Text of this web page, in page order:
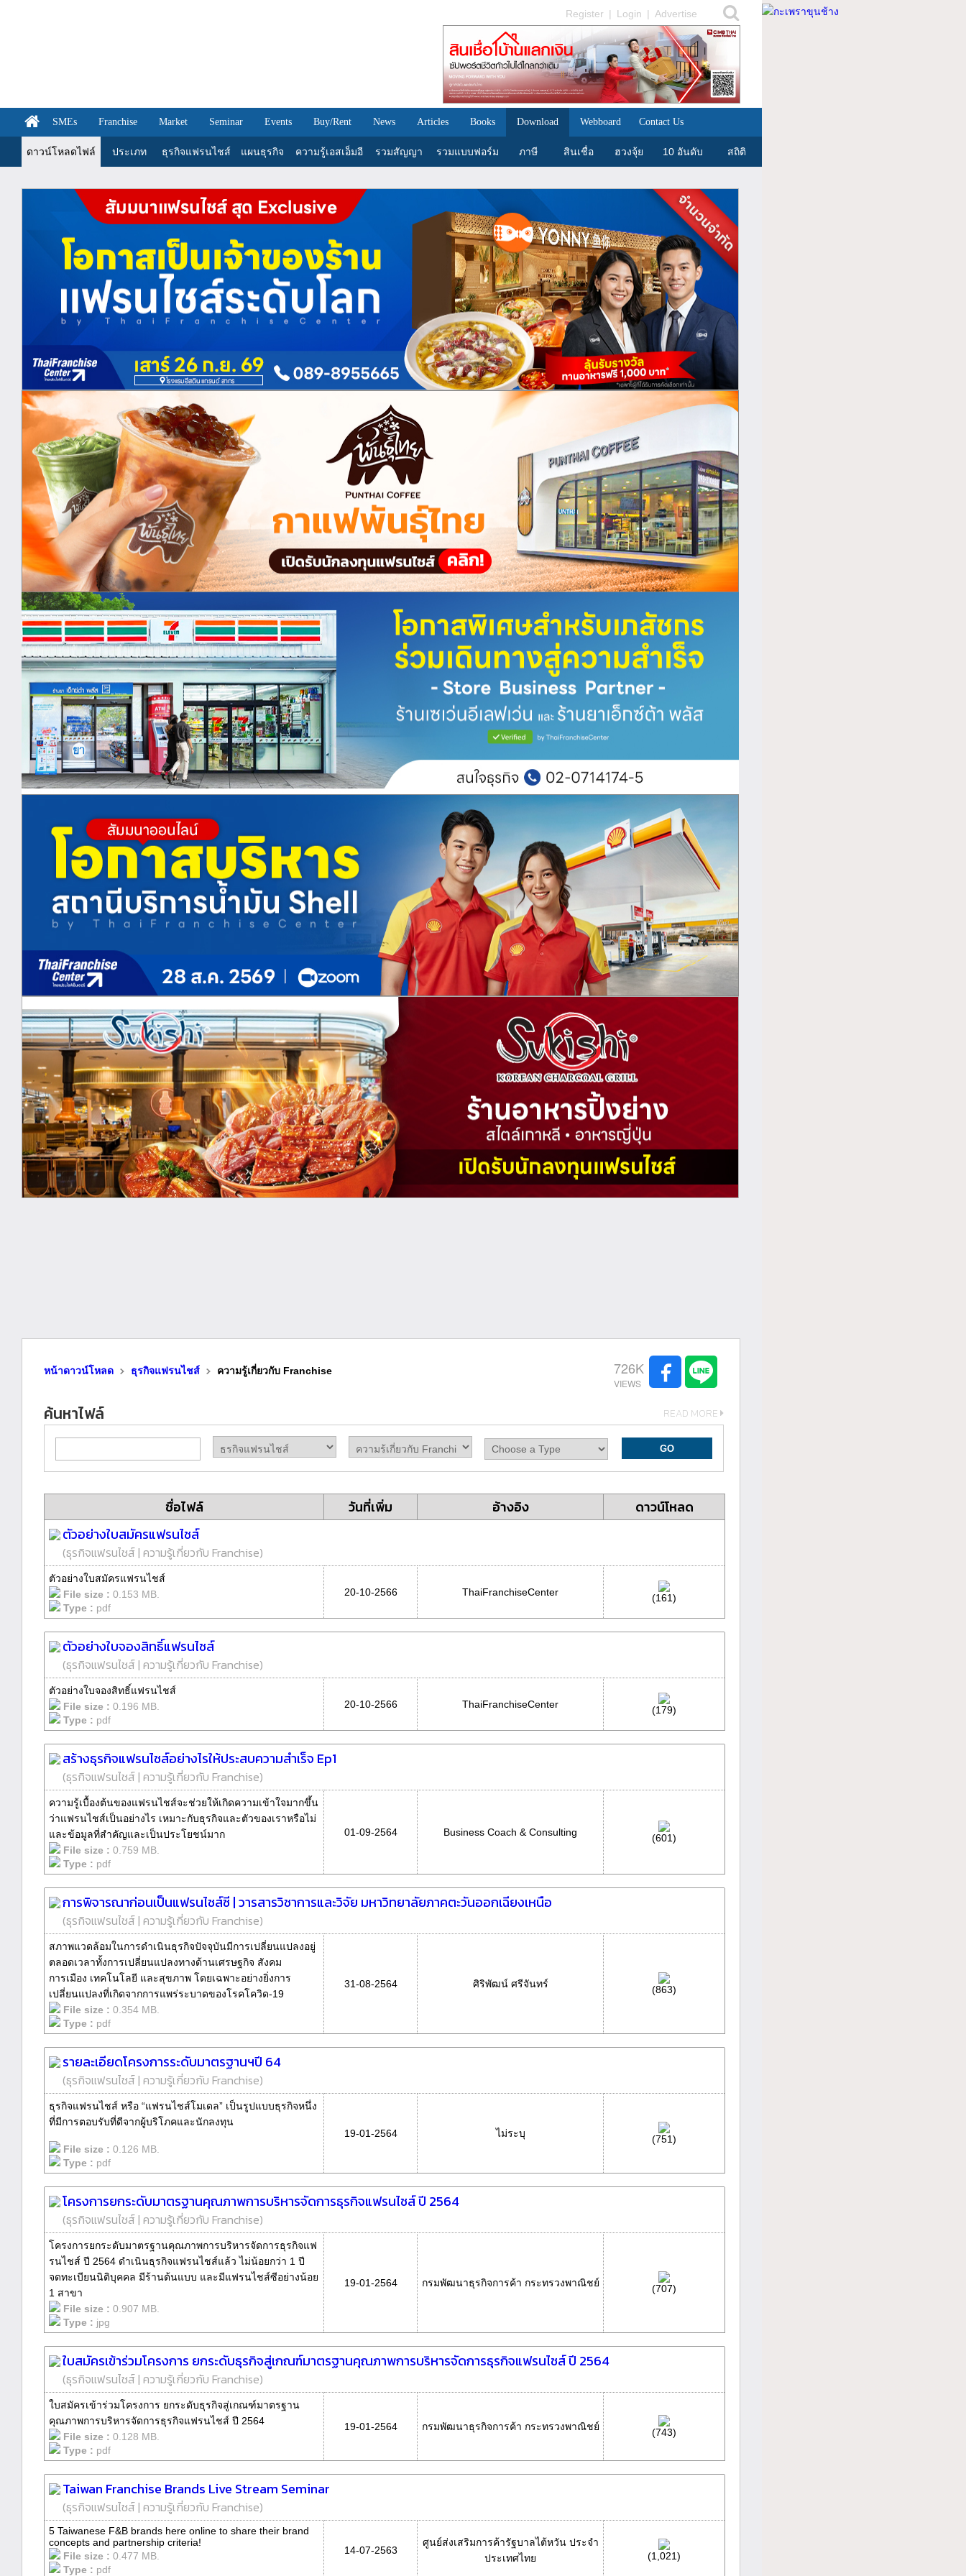
Register | Login | Advertise
SMEs Franchise Market Seminar Events Buy/Rent News Articles Books Download Webboard Contact Us
ดาวน์โหลดไฟล์ ประเภท ธุรกิจแฟรนไชส์ แผนธุรกิจ ความรู้เอสเอ็มอี รวมสัญญา รวมแบบฟอร์ม ภาษี สินเชื่อ ฮวงจุ้ย 10 อันดับ สถิติ
หน้าดาวน์โหลด ธุรกิจแฟรนไชส์ ความรู้เกี่ยวกับ Franchise 726K
ค้นหาไฟล์ READ MORE
ชื่อไฟล์ วันที่เพิ่ม อ้างอิง
ดาวน์โหลด
ตัวอย่างใบสมัครแฟรนไชส์
(ธุรกิจแฟรนไชส์| ความรู้เกี่ยวกับ Franchise)
ตัวอย่างใบสมัครแฟรนไชส์
File size : 0.153 MB.
Type : pdf
20-10-2566 ThaiFranchiseCenter (161)
ตัวอย่างใบจองสิทธิ์แฟรนไชส์
(ธุรกิจแฟรนไชส์| ความรู้เกี่ยวกับ Franchise)
ตัวอย่างใบจองสิทธิ์แฟรนไชส์
File size : 0.196 MB.
Type : pdf
20-10-2566 ThaiFranchiseCenter (179)
สร้างธุรกิจแฟรนไชส์อย่างไรให้ประสบความสำเร็จ Ep1
(ธุรกิจแฟรนไชส์| ความรู้เกี่ยวกับ Franchise)
ความรู้เบื้องต้นของแฟรนไชส์จะช่วยให้เกิดความเข้าใจมากขึ้น
ว่าแฟรนไชส์เป็นอย่างไร เหมาะกับธุรกิจและตัวของเราหรือไม่
และข้อมูลที่สำคัญและเป็นประโยชน์มาก
File size : 0.759 MB.
Type : pdf
01-09-2564 Business Coach & Consulting (601)
การพิจารณาก่อนเป็นแฟรนไชส์ซี | วารสารวิชาการและวิจัย มหาวิทยาลัยภาคตะวันออกเฉียงเหนือ
(ธุรกิจแฟรนไชส์| ความรู้เกี่ยวกับ Franchise)
สภาพแวดล้อมในการดำเนินธุรกิจปัจจุบันมีการเปลี่ยนแปลงอยู่
ตลอดเวลาทั้งการเปลี่ยนแปลงทางด้านเศรษฐกิจ สังคม
การเมือง เทคโนโลยี และสุขภาพ โดยเฉพาะอย่างยิ่งการ
เปลี่ยนแปลงที่เกิดจากการแพร่ระบาดของโรคโควิด-19
File size : 0.354 MB.
Type : pdf
31-08-2564 ศิริพัฒน์ ศรีจันทร์ (863)
รายละเอียดโครงการระดับมาตรฐานฯปี 64
(ธุรกิจแฟรนไชส์| ความรู้เกี่ยวกับ Franchise)
ธุรกิจแฟรนไชส์ หรือ “แฟรนไชส์โมเดล” เป็นรูปแบบธุรกิจหนึ่ง
ที่มีการตอบรับที่ดีจากผู้บริโภคและนักลงทุน
File size : 0.126 MB.
Type : pdf
19-01-2564 ไม่ระบุ (751)
โครงการยกระดับมาตรฐานคุณภาพการบริหารจัดการธุรกิจแฟรนไชส์ ปี 2564
(ธุรกิจแฟรนไชส์| ความรู้เกี่ยวกับ Franchise)
โครงการยกระดับมาตรฐานคุณภาพการบริหารจัดการธุรกิจแฟ
รนไชส์ ปี 2564 ดำเนินธุรกิจแฟรนไชส์แล้ว ไม่น้อยกว่า 1 ปี
จดทะเบียนนิติบุคคล มีร้านต้นแบบ และมีแฟรนไชส์ซีอย่างน้อย
1 สาขา
File size : 0.907 MB.
Type : jpg
19-01-2564 กรมพัฒนาธุรกิจการค้า กระทรวงพาณิชย์ (707)
ใบสมัครเข้าร่วมโครงการ ยกระดับธุรกิจสู่เกณฑ์มาตรฐานคุณภาพการบริหารจัดการธุรกิจแฟรนไชส์ ปี 2564
(ธุรกิจแฟรนไชส์| ความรู้เกี่ยวกับ Franchise)
ใบสมัครเข้าร่วมโครงการ ยกระดับธุรกิจสู่เกณฑ์มาตรฐาน
คุณภาพการบริหารจัดการธุรกิจแฟรนไชส์ ปี 2564
File size : 0.128 MB.
Type : pdf
19-01-2564 กรมพัฒนาธุรกิจการค้า กระทรวงพาณิชย์ (743)
Taiwan Franchise Brands Live Stream Seminar
(ธุรกิจแฟรนไชส์| ความรู้เกี่ยวกับ Franchise)
5 Taiwanese F&B brands here online to share their brand
concepts and partnership criteria!
File size : 0.477 MB.
Type : pdf
14-07-2563
ศูนย์ส่งเสริมการค้ารัฐบาลไต้หวัน ประจำ
ประเทศไทย
(1,021)